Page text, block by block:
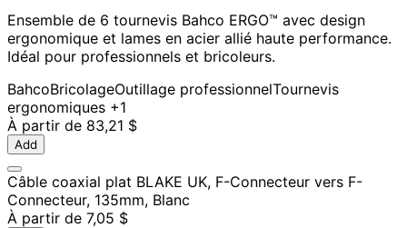
Ensemble de 6 tournevis Bahco ERGO™ avec design
ergonomique et lames en acier allié haute performance.
Idéal pour professionnels et bricoleurs.
BahcoBricolageOutillage professionnelTournevis
ergonomiques +1
À partir de 83,21 $
Add
Câble coaxial plat BLAKE UK, F-Connecteur vers F-
Connecteur, 135mm, Blanc
À partir de 7,05 $